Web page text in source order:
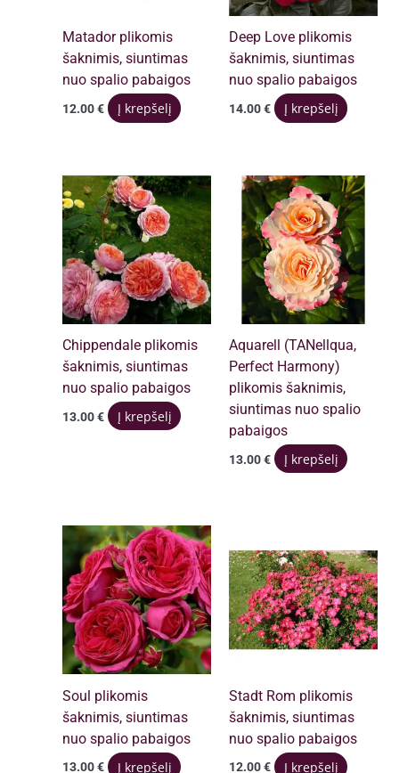
Matador plikomis
šaknimis, siuntimas
nuo spalio pabaigos
12.00€ Į krepšelį
Deep Love plikomis
šaknimis, siuntimas
nuo spalio pabaigos
14.00€ Į krepšelį
Chippendale plikomis
šaknimis, siuntimas
nuo spalio pabaigos
13.00€ Į krepšelį
Aquarell (TANellqua,
Perfect Harmony)
plikomis šaknimis,
siuntimas nuo spalio
pabaigos
13.00€ Į krepšelį
Soul plikomis
šaknimis, siuntimas
nuo spalio pabaigos
13.00€ Į krepšelį
Stadt Rom plikomis
šaknimis, siuntimas
nuo spalio pabaigos
12.00€ Į krepšelį